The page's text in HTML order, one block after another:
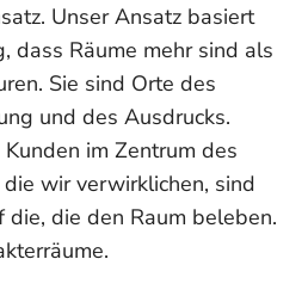
Unser Ansatz basiert
dass Räume mehr sind als
Sie sind Orte des
und des Ausdrucks.
im Zentrum des
die wir verwirklichen, sind
die, die den Raum beleben.